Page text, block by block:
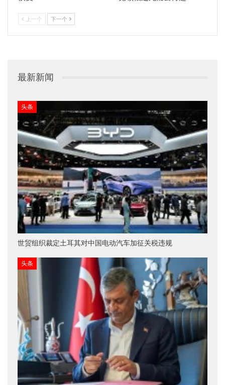
上一个 下一个
最新新闻
头条
世贸组织裁定土耳其对中国电动汽车加征关税违规
头条